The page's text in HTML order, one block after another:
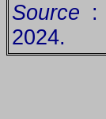
Source :
2024.